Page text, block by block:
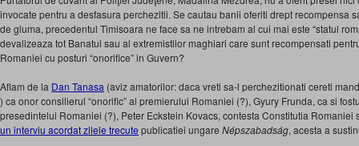
invocate pentru a desfasura perchezitii. Se cautau banii oferiti drept recompensa
de gluma, precedentul Timisoara ne face sa ne intrebam al cui mai este “statul
devalizeaza tot Banatul sau al extremistilor maghiari care sunt recompensati
Romaniei cu posturi “onorifice” in Guvern?
Aflam de la Dan Tanasa (aviz amatorilor: daca vreti sa-l perchezitionati cereti
) ca onor consilierul “onorific” al premierului Romaniei (?), Gyury Frunda, ca si
presedintelui Romaniei (?), Peter Eckstein Kovacs, contesta Constitutia Romaniei
un interviu acordat zilele trecute publicatiei ungare Népszabadság, acesta a